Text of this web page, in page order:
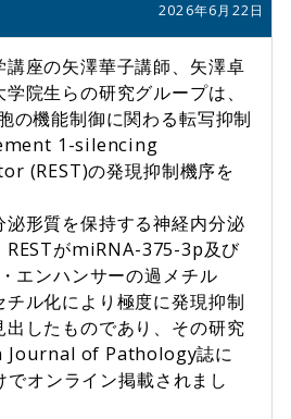
2026年6月22日
座の矢澤華子講師、矢澤卓
院生らの研究グループは、
の機能制御に関わる転写抑制
1-silencing
(REST)の発現抑制機序を
形質を保持する神経内分泌
RESTがmiRNA-375-3p及び
エンハンサーの過メチル
ル化により極度に発現抑制
出したものであり、その研究
Journal of Pathology誌に
オンライン掲載されまし